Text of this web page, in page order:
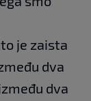
je zaista
dva
dva